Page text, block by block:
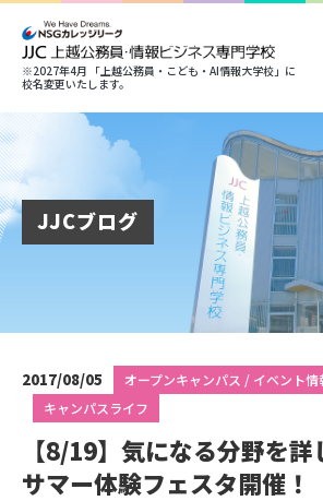
※2027年4月 「上越公務員・こども・AI情報大学校」に
校名変更いたします。
JJCブログ
2017/08/05
オープンキャンパス / イベント情
キャンパスライフ
【8/19】気になる分野を
サマー体験フェスタ開催！